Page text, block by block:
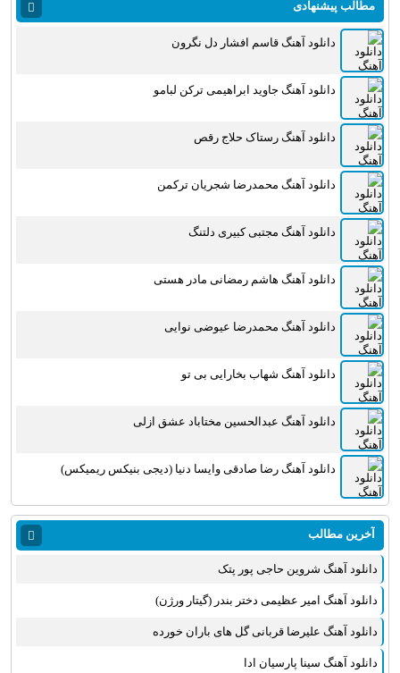
مطالب پیشنهادی
دانلود آهنگ قاسم افشار دل نگرون
دانلود آهنگ جاوید ابراهیمی ترکن لبامو
دانلود آهنگ رستاک حلاج رقص
دانلود آهنگ محمدرضا شجریان ترکمن
دانلود آهنگ مجتبی کبیری دلتنگ
دانلود آهنگ هاشم رمضانی مادر هستی
دانلود آهنگ محمدرضا عیوضی نوایی
دانلود آهنگ شهاب بخارایی بی تو
دانلود آهنگ عبدالحسین مختاباد عشق ازلی
دانلود آهنگ رضا صادقی وایسا دنیا (دیجی بنیکس ریمیکس)
آخرین مطالب
دانلود آهنگ شروین حاجی پور پتک
دانلود آهنگ امیر عظیمی دختر بندر (گیتار ورژن)
دانلود آهنگ علیرضا قربانی گل های باران خورده
دانلود آهنگ سینا پارسیان ادا